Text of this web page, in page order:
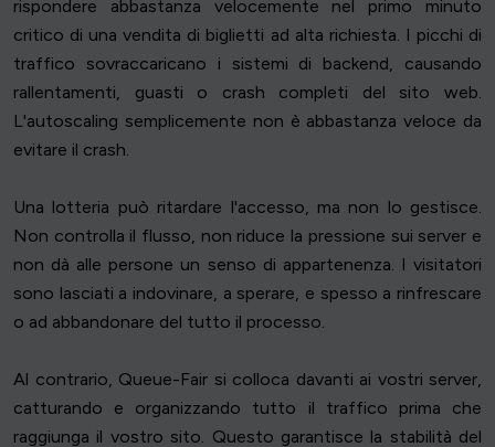
rispondere abbastanza velocemente nel primo minuto
critico di una vendita di biglietti ad alta richiesta. I picchi di
traffico sovraccaricano i sistemi di backend, causando
rallentamenti, guasti o crash completi del sito web.
L'autoscaling semplicemente non è abbastanza veloce da
evitare il crash.
Una lotteria può ritardare l'accesso, ma non lo gestisce.
Non controlla il flusso, non riduce la pressione sui server e
non dà alle persone un senso di appartenenza. I visitatori
sono lasciati a indovinare, a sperare, e spesso a rinfrescare
o ad abbandonare del tutto il processo.
Al contrario, Queue-Fair si colloca davanti ai vostri server,
catturando e organizzando tutto il traffico prima che
raggiunga il vostro sito. Questo garantisce la stabilità del